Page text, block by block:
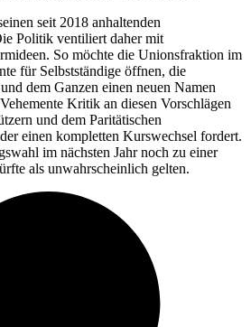
seit 2018 anhaltenden
Politik ventiliert daher mit
So möchte die Unionsfraktion im
für Selbstständige öffnen, die
dem Ganzen einen neuen Namen
Kritik an diesen Vorschlägen
und dem Paritätischen
einen kompletten Kurswechsel fordert.
im nächsten Jahr noch zu einer
als unwahrscheinlich gelten.